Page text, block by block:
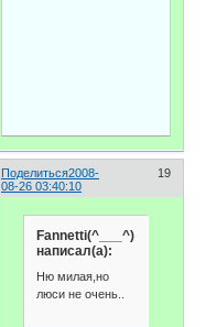
Поделиться 19
2008-
08-26 03:40:10
Fannetti(^___^)
написал(а):
Ню милая,но
люси не очень..